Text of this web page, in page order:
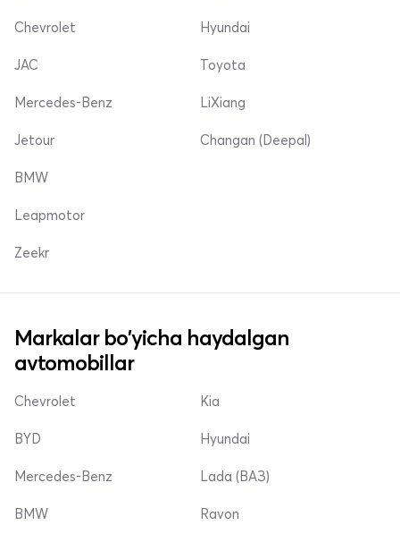
Chevrolet Hyundai
JAC
Mercedes-Benz
Jetour
Toyota
LiXiang
Changan (Deepal)
BMW
Leapmotor
Zeekr
Markalar bo'yicha haydalgan
avtomobillar
Chevrolet
BYD
Mercedes-Benz
Kia
Hyundai
Lada (ВАЗ)
BMW Ravon